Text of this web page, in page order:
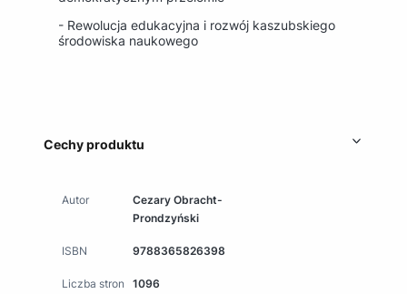
- Rewolucja edukacyjna i rozwój kaszubskiego
środowiska naukowego
Cechy produktu
Autor
Cezary Obracht-
Prondzyński
ISBN 9788365826398
Liczba stron 1096